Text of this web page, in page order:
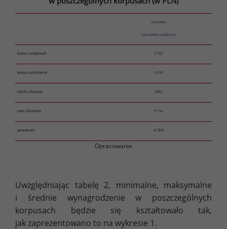
przeciętne
uposażenie zasadnicze
korpus szeregowych 2 525
korpus podoficerów 3 216
młodsi oficerowi 3982
starsi oficerowie 5 714
generałowie 10 805
Opracowanie
Uwzględniając tabelę 2, minimalne, maksymalne
i średnie wynagrodzenie w poszczególnych
korpusach będzie się kształtowało tak,
jak zaprezentowano to na wykresie 1.